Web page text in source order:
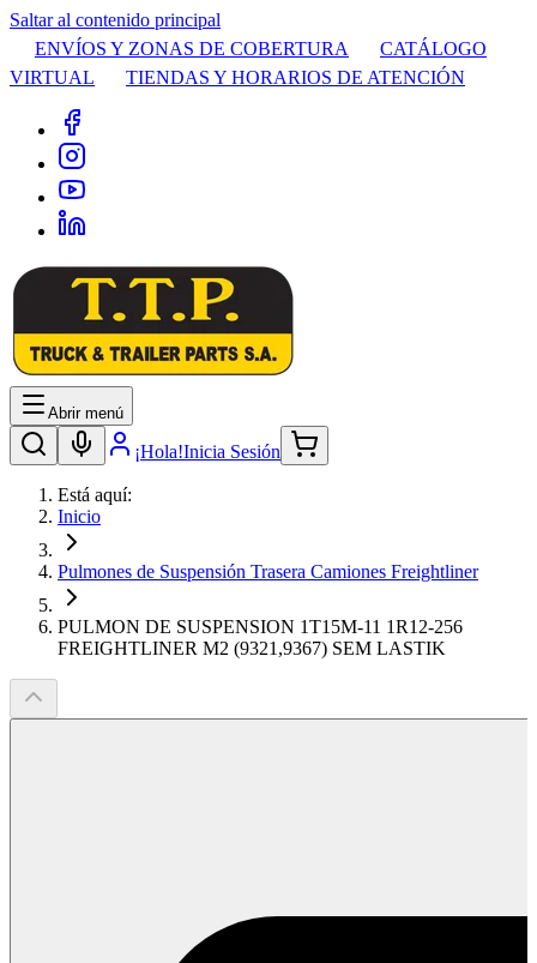
Saltar al contenido principal
ENVÍOS Y ZONAS DE COBERTURA
CATÁLOGO
VIRTUAL
TIENDAS Y HORARIOS DE ATENCIÓN
Abrir menú
¡Hola!Inicia Sesión
Está aquí:
Inicio
Pulmones de Suspensión Trasera Camiones Freightliner
PULMON DE SUSPENSION 1T15M-11 1R12-256
FREIGHTLINER M2 (9321,9367) SEM LASTIK